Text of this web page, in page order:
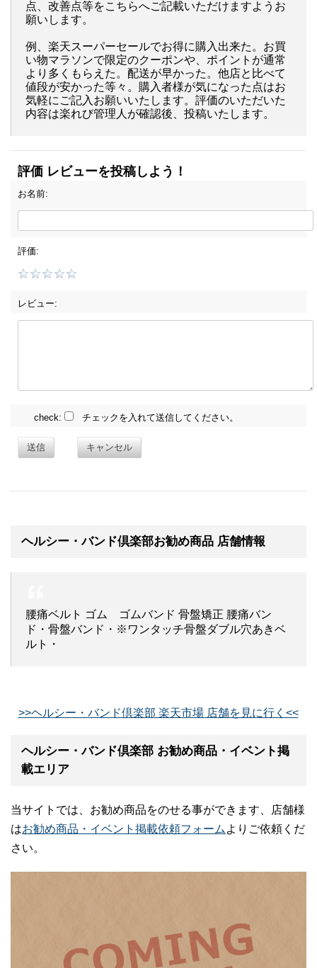
点、改善点等をこちらへご記載いただけますようお
願いします。
例、楽天スーパーセールでお得に購入出来た。お買
い物マラソンで限定のクーポンや、ポイントが通常
より多くもらえた。配送が早かった。他店と比べて
値段が安かった等々。購入者様が気になった点はお
気軽にご記入お願いいたします。評価のいただいた
内容は楽れび管理人が確認後、投稿いたします。
評価 レビューを投稿しよう！
お名前:
評価:
レビュー:
check: チェックを入れて送信してください。
送信 キャンセル
ヘルシー・バンド倶楽部お勧め商品 店舗情報
腰痛ベルト ゴム ゴムバンド 骨盤矯正 腰痛バン
ド・骨盤バンド・※ワンタッチ骨盤ダブル穴あきベ
ルト・
>>ヘルシー・バンド倶楽部 楽天市場 店舗を見に行く<<
ヘルシー・バンド倶楽部 お勧め商品・イベント掲
載エリア
当サイトでは、お勧め商品をのせる事ができます、店舗様
はお勧め商品・イベント掲載依頼フォーム よりご依頼くだ
さい。